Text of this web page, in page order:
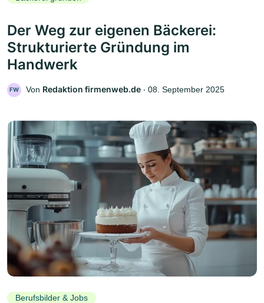
Der Weg zur eigenen Bäckerei:
Strukturierte Gründung im
Handwerk
FW Von Redaktion firmenweb.de ‧ 08. September 2025
Berufsbilder & Jobs